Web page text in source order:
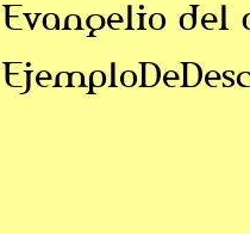
Evangelio del